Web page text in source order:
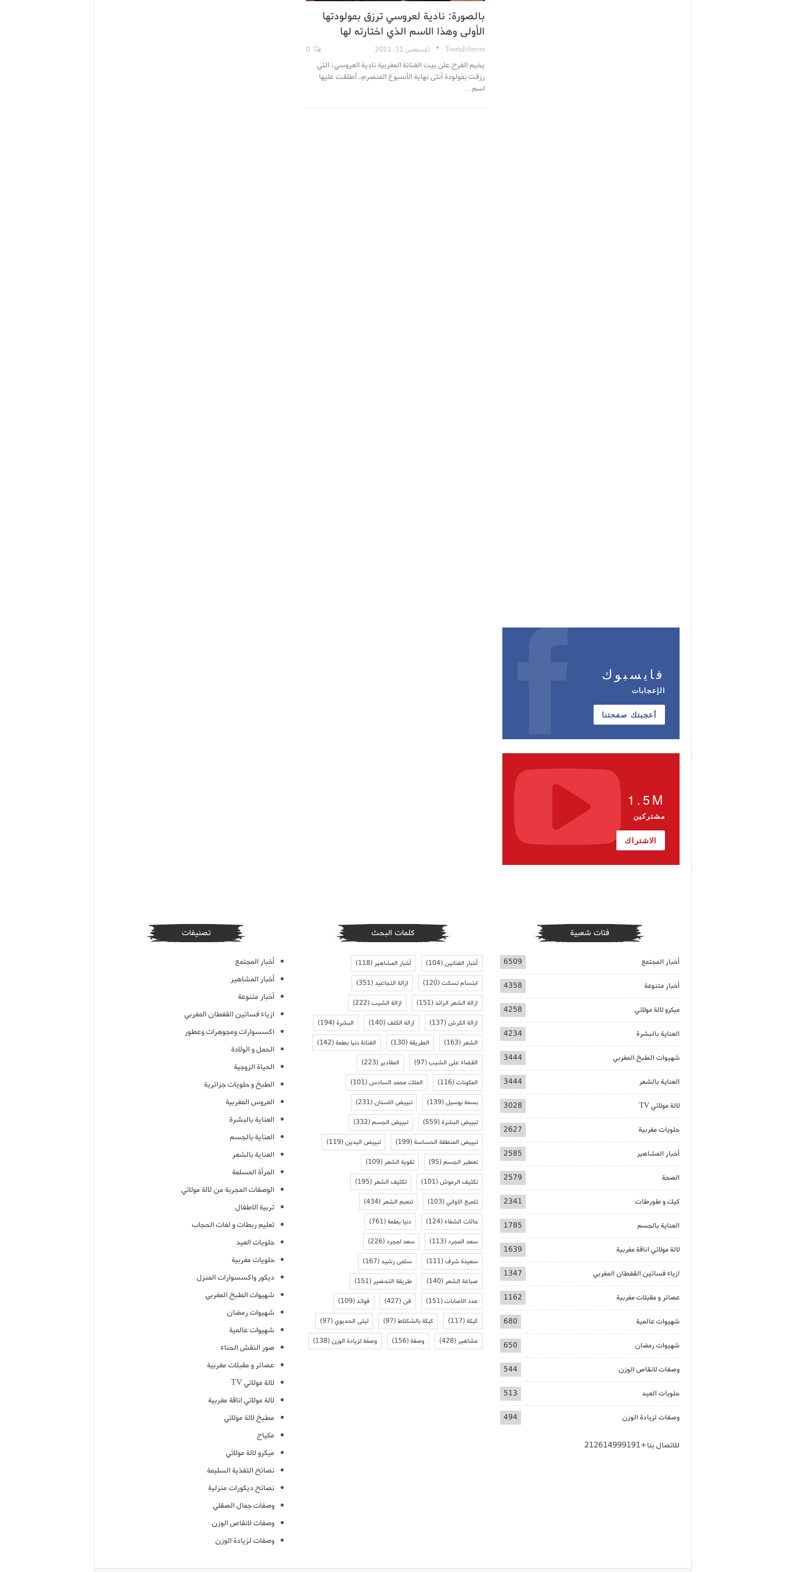
بالصورة: نادية لعروسي ترزق بمولودتها
الأولى وهذا الاسم الذي اختارته لها
TouriaIcherem أغسطس 11, 2021
يخيم الفرح على بيت الفنانة المغربية نادية العروسي، التي
رزقت بمولودة أنثى نهاية الأسبوع المنصرم، أطلقت عليها
اسم…
فايسبوك
الإعجابات
أعجبتك صفحتنا
1.5M
مشتركين
الاشتراك
فئات شعبية
أخبار المجتمع 6509
أخبار متنوعة 4358
ميكرو لالة مولاتي 4258
العناية بالبشرة 4234
شهيوات الطبخ المغربي 3444
العناية بالشعر 3444
لالة مولاتي TV 3028
حلويات مغربية 2627
أخبار المشاهير 2585
الصحة 2579
كيك و طورطات 2341
العناية بالجسم 1785
لالة مولاتي اناقة مغربية 1639
ازياء فساتين القفطان المغربي 1347
عصائر و مقبلات مغربية 1162
شهيوات عالمية 680
شهيوات رمضان 650
وصفات لانقاص الوزن 544
حلويات العيد 513
وصفات لزيادة الوزن 494
للاتصال بنا+212614999191
كلمات البحث
أخبار الفنانين(104) أخبار المشاهير(118)
ابتسام تسكت(120) ازالة التجاعيد(351)
ازالة الشعر الزائد(151) ازالة الشيب(222)
ازالة الكرش(137) ازالة الكلف(140) البشرة(194)
الشعر(163) الطريقة(130) الفنانة دنيا بطمة(142)
القضاء على الشيب(97) المقادير(223)
المكونات(116) الملك محمد السادس(101)
بسمة بوسيل(139) تبييض الاسنان(231)
تبييض البشرة(559) تبييض الجسم(332)
تبييض المنطقة الحساسة(199) تبييض اليدين(119)
تعطير الجسم(95) تقوية الشعر(109)
تكثيف الرموش(101) تكثيف الشعر(195)
تلميع الاواني(103) تنعيم الشعر(434)
حالات الشفاء(124) دنيا بطمة(761)
سعد المجرد(113) سعد لمجرد(226)
سعيدة شرف(111) سلمى رشيد(167)
صباغة الشعر(140) طريقة التحضير(151)
عدد الاصابات(151) فن(427) فوائد(109)
كيكة(117) كيكة بالشكلاط(97) ليلى الحديوي(97)
مشاهير(428) وصفة(156) وصفة لزيادة الوزن(138)
تصنيفات
أخبار المجتمع
أخبار المشاهير
أخبار متنوعة
ازياء فساتين القفطان المغربي
اكسسوارات ومجوهرات وعطور
الحمل و الولادة
الحياة الزوجية
الطبخ و حلويات جزائرية
العروس المغربية
العناية بالبشرة
العناية بالجسم
العناية بالشعر
المرأة المسلمة
الوصفات المجربة من لالة مولاتي
تربية الاطفال
تعليم ربطات و لفات الحجاب
حلويات العيد
حلويات مغربية
ديكور واكسسوارات المنزل
شهيوات الطبخ المغربي
شهيوات رمضان
شهيوات عالمية
صور النقش الحناء
عصائر و مقبلات مغربية
لالة مولاتي TV
لالة مولاتي اناقة مغربية
مطبخ لالة مولاتي
مكياج
ميكرو لالة مولاتي
نصائح التغذية السليمة
نصائح ديكورات منزلية
وصفات جمال الصقلي
وصفات لانقاص الوزن
وصفات لزيادة الوزن